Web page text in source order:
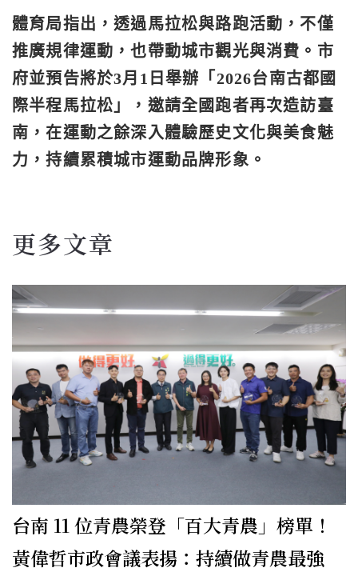
體育局指出，透過馬拉松與路跑活動，不僅
推廣規律運動，也帶動城市觀光與消費。市
府並預告將於3月1日舉辦「2026台南古都國
際半程馬拉松」，邀請全國跑者再次造訪臺
南，在運動之餘深入體驗歷史文化與美食魅
力，持續累積城市運動品牌形象。
更多文章
台南 11 位青農榮登「百大青農」榜單！
黃偉哲市政會議表揚：持續做青農最強